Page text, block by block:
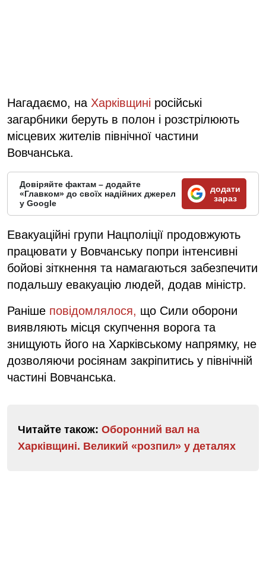
Нагадаємо, на Харківщині російські
загарбники беруть в полон і розстрілюють
місцевих жителів північної частини
Вовчанська.
Довіряйте фактам – додайте
«Главком» до своїх надійних джерел
у Google
додати
зараз
Евакуаційні групи Нацполіції продовжують
працювати у Вовчанську попри інтенсивні
бойові зіткнення та намагаються забезпечити
подальшу евакуацію людей, додав міністр.
Раніше повідомлялося, що Сили оборони
виявляють місця скупчення ворога та
знищують його на Харківському напрямку, не
дозволяючи росіянам закріпитись у північній
частині Вовчанська.
Читайте також: Оборонний вал на
Харківщині. Великий «розпил» у деталях